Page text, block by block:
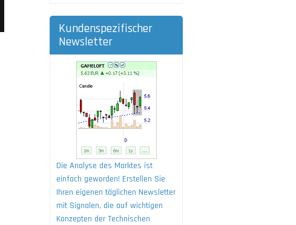
Kundenspezifischer
Newsletter
Die Analyse des Marktes ist
einfach geworden! Erstellen Sie
Ihren eigenen täglichen Newsletter
mit Signalen, die auf wichtigen
Konzepten der Technischen